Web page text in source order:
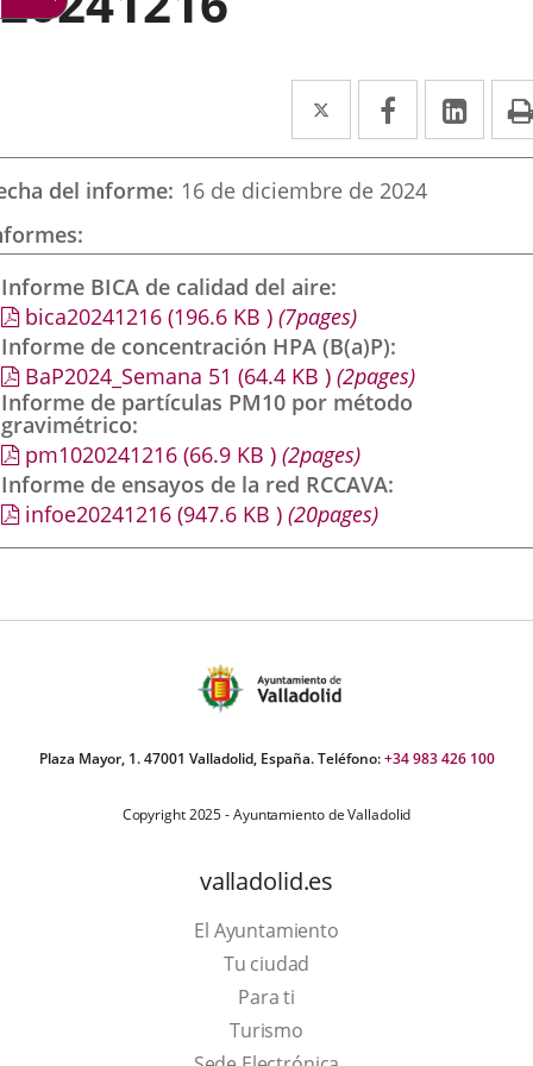
Twitter
Enlace
a
una
externa.
Facebook
Enlace
a
una
externa.
a
del informe 16 de diciembre de 2024
Informe BICA de calidad del aire
bica20241216 (196.6 KB ) (7pages)
Informe de concentración HPA (B(a)P)
BaP2024_Semana 51 (64.4 KB ) (2pages)
Informe de partículas PM10 por método
gravimétrico
pm1020241216 (66.9 KB ) (2pages)
Informe de ensayos de la red RCCAVA
infoe20241216 (947.6 KB ) (20pages)
Plaza Mayor, 1. 47001 Valladolid, España. Teléfono:+34 983 426 100
Copyright 2025 - Ayuntamiento de Valladolid
valladolid.es
El Ayuntamiento
Tu ciudad
Para ti
TurismoEste